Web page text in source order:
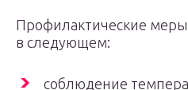
Профилактические
в следующем:
соблюдение